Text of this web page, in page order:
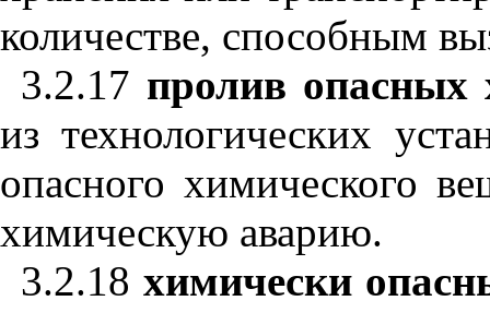
количестве, способным
3.2.17 пролив опасных
из технологических
опасного химического
химическую аварию.
3.2.18 химически